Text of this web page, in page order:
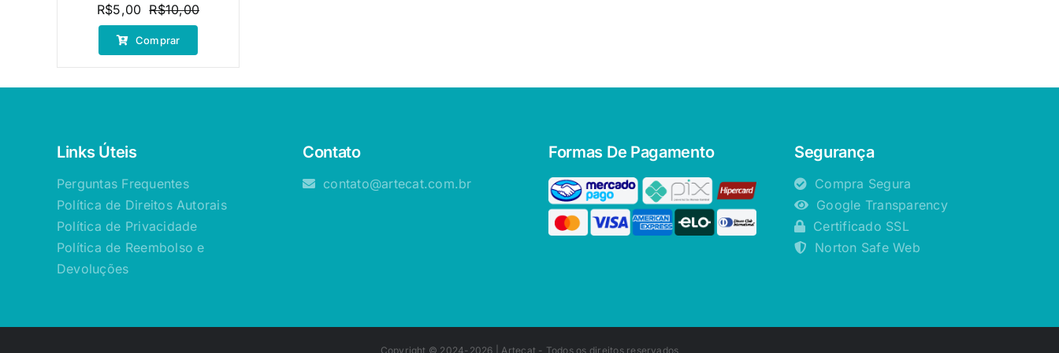
R$10,00O
R$5,00
O
Comprar
Links Úteis
Perguntas Frequentes
Política de Direitos Autorais
Política de Privacidade
Política de Reembolso e
Devoluções
Contato
contato@artecat.com.br
Formas De Pagamento Segurança
Compra Segura
Google Transparency
Certificado SSL
Norton Safe Web
Copyright © 2024-2026 | Artecat - Todos os direitos reservados